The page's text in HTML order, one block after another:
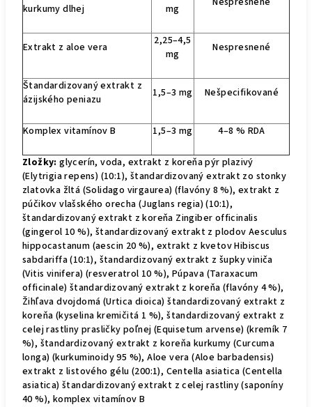
kurkumy dlhej
mg
Extrakt z aloe vera
2,25–4,5
mg
Nespresnené
Štandardizovaný extrakt z
ázijského peniazu
1,5–3 mg Nešpecifikované
Komplex vitamínov B 1,5–3 mg 4–8 % RDA
Zložky:glycerín, voda, extrakt z koreňa pýr plazivý
(Elytrigia repens) (10:1), štandardizovaný extrakt zo stonky
zlatovka žltá (Solidago virgaurea) (flavóny 8 %), extrakt z
púčikov vlašského orecha (Juglans regia) (10:1),
štandardizovaný extrakt z koreňa Zingiber officinalis
(gingerol 10 %), štandardizovaný extrakt z plodov Aesculus
hippocastanum (aescin 20 %), extrakt z kvetov Hibiscus
sabdariffa (10:1), štandardizovaný extrakt z šupky viniča
(Vitis vinifera) (resveratrol 10 %), Púpava (Taraxacum
officinale) štandardizovaný extrakt z koreňa (flavóny 4 %),
Žihľava dvojdomá (Urtica dioica) štandardizovaný extrakt z
koreňa (kyselina kremičitá 1 %), štandardizovaný extrakt z
celej rastliny prasličky poľnej (Equisetum arvense) (kremík 7
%), štandardizovaný extrakt z koreňa kurkumy (Curcuma
longa) (kurkuminoidy 95 %), Aloe vera (Aloe barbadensis)
extrakt z listového gélu (200:1), Centella asiatica (Centella
asiatica) štandardizovaný extrakt z celej rastliny (saponíny
40 %), komplex vitamínov B